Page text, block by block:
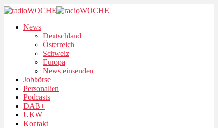
News
Deutschland
Österreich
Schweiz
Europa
News einsenden
Jobbörse
Personalien
Podcasts
DAB+
UKW
Kontakt